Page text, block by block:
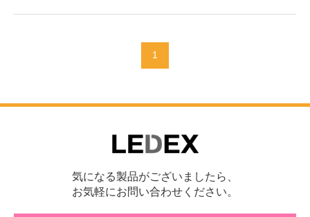
1
気になる製品がございましたら、
お気軽にお問い合わせください。